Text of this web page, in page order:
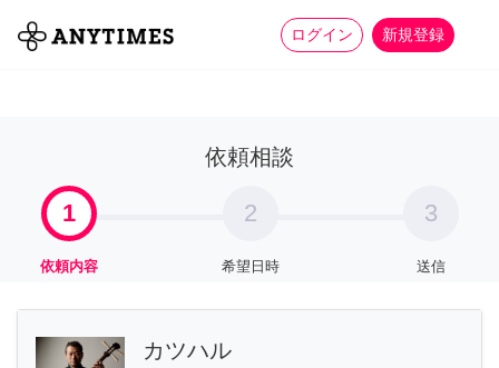
ログイン 新規登録
全て 家事 more_horiz
依頼相談
1
依頼内容
2
希望日時
3
送信
カツハル